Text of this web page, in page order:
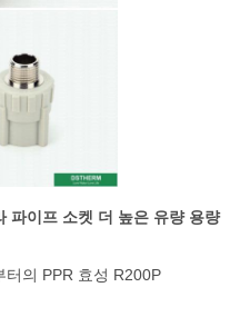
파이프 소켓 더 높은 유량 용량
의 PPR 효성 R200P